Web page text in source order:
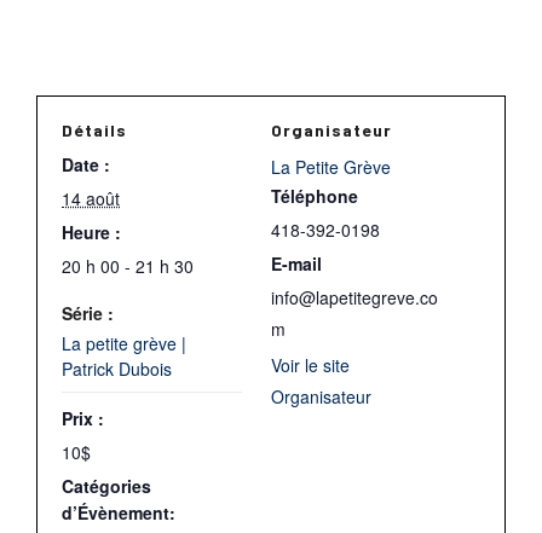
Détails
Date :
14 août
Heure :
20 h 00 - 21 h 30
Série :
La petite grève |
Patrick Dubois
Prix :
10$
Catégories
d’Évènement:
Organisateur
La Petite Grève
Téléphone
418-392-0198
E-mail
info@lapetitegreve.co
m
Voir le site
Organisateur